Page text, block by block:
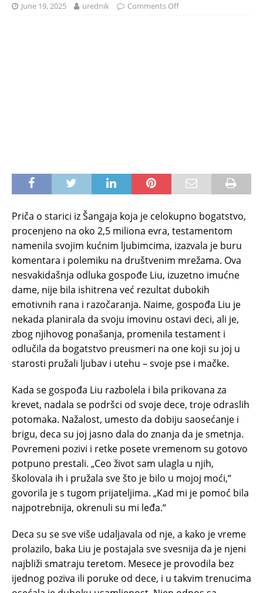
June 19, 2025 urednik Comments Off
Priča o starici iz Šangaja koja je celokupno bogatstvo,
procenjeno na oko 2,5 miliona evra, testamentom
namenila svojim kućnim ljubimcima, izazvala je buru
komentara i polemiku na društvenim mrežama. Ova
nesvakidašnja odluka gospođe Liu, izuzetno imućne
dame, nije bila ishitrena već rezultat dubokih
emotivnih rana i razočaranja. Naime, gospođa Liu je
nekada planirala da svoju imovinu ostavi deci, ali je,
zbog njihovog ponašanja, promenila testament i
odlučila da bogatstvo preusmeri na one koji su joj u
starosti pružali ljubav i utehu – svoje pse i mačke.
Kada se gospođa Liu razbolela i bila prikovana za
krevet, nadala se podršci od svoje dece, troje odraslih
potomaka. Nažalost, umesto da dobiju saosećanje i
brigu, deca su joj jasno dala do znanja da je smetnja.
Povremeni pozivi i retke posete vremenom su gotovo
potpuno prestali. „Ceo život sam ulagla u njih,
školovala ih i pružala sve što je bilo u mojoj moći,“
govorila je s tugom prijateljima. „Kad mi je pomoć bila
najpotrebnija, okrenuli su mi leđa.“
Deca su se sve više udaljavala od nje, a kako je vreme
prolazilo, baka Liu je postajala sve svesnija da je njeni
najbliži smatraju teretom. Mesece je provodila bez
ijednog poziva ili poruke od dece, i u takvim trenucima